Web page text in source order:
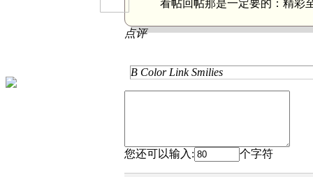
看帖回帖那是一定要的： 精彩
点评
B Color Link Smilies
您还可以输入: 个字符